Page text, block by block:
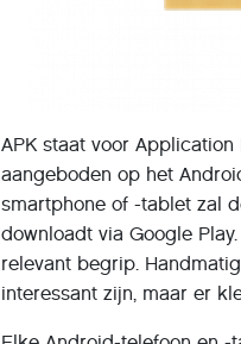
APK staat voor
aangeboden op het
smartphone of -tablet zal
downloadt via Google
relevant begrip.
interessant zijn, maar er